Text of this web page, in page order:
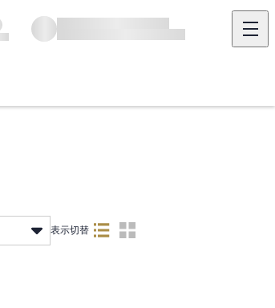
表示切替